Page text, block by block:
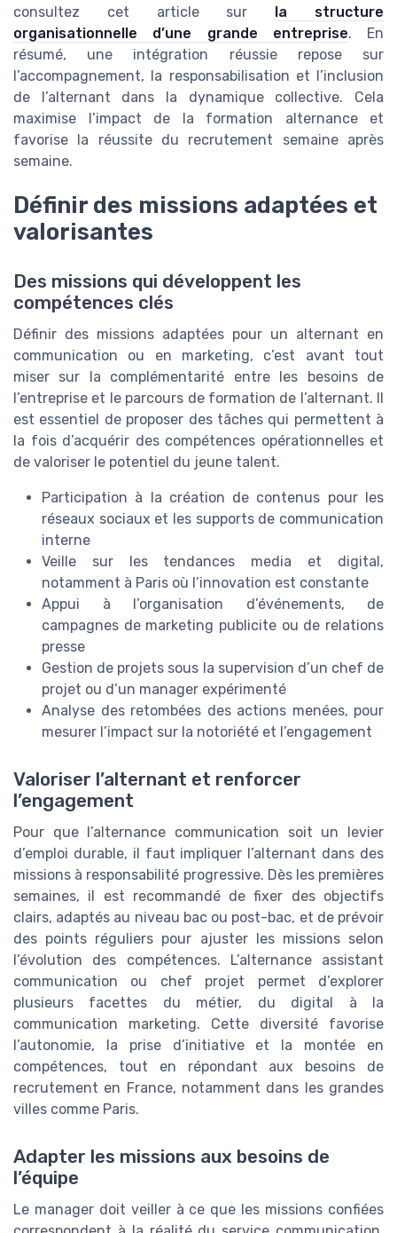
consultez cet article sur la structure
organisationnelle d’une grande entreprise. En
résumé, une intégration réussie repose sur
l’accompagnement, la responsabilisation et l’inclusion
de l’alternant dans la dynamique collective. Cela
maximise l’impact de la formation alternance et
favorise la réussite du recrutement semaine après
semaine.
Définir des missions adaptées et
valorisantes
Des missions qui développent les
compétences clés
Définir des missions adaptées pour un alternant en
communication ou en marketing, c’est avant tout
miser sur la complémentarité entre les besoins de
l’entreprise et le parcours de formation de l’alternant. Il
est essentiel de proposer des tâches qui permettent à
la fois d’acquérir des compétences opérationnelles et
de valoriser le potentiel du jeune talent.
Participation à la création de contenus pour les
réseaux sociaux et les supports de communication
interne
Veille sur les tendances media et digital,
notamment à Paris où l’innovation est constante
Appui à l’organisation d’événements, de
campagnes de marketing publicite ou de relations
presse
Gestion de projets sous la supervision d’un chef de
projet ou d’un manager expérimenté
Analyse des retombées des actions menées, pour
mesurer l’impact sur la notoriété et l’engagement
Valoriser l’alternant et renforcer
l’engagement
Pour que l’alternance communication soit un levier
d’emploi durable, il faut impliquer l’alternant dans des
missions à responsabilité progressive. Dès les premières
semaines, il est recommandé de fixer des objectifs
clairs, adaptés au niveau bac ou post-bac, et de prévoir
des points réguliers pour ajuster les missions selon
l’évolution des compétences. L’alternance assistant
communication ou chef projet permet d’explorer
plusieurs facettes du métier, du digital à la
communication marketing. Cette diversité favorise
l’autonomie, la prise d’initiative et la montée en
compétences, tout en répondant aux besoins de
recrutement en France, notamment dans les grandes
villes comme Paris.
Adapter les missions aux besoins de
l’équipe
Le manager doit veiller à ce que les missions confiées